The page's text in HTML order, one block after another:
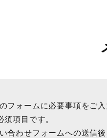
フォームに必要事項をご
須項目です。
合わせフォームへの送信